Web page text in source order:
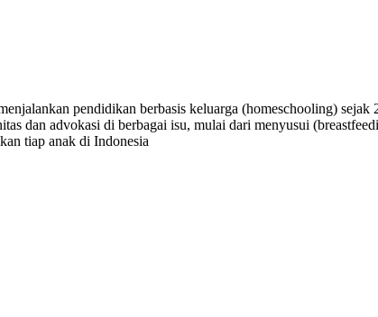
pendidikan berbasis keluarga (homeschooling)
dan advokasi di berbagai isu, mulai dari menyusui
tiap anak di Indonesia